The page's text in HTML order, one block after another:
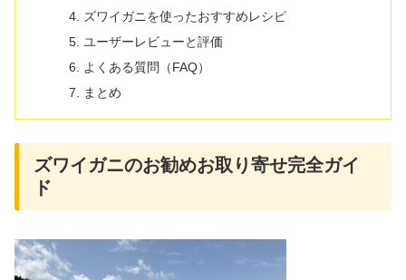
ズワイガニを使ったおすすめレシピ
ユーザーレビューと評価
よくある質問（FAQ）
まとめ
ズワイガニのお勧めお取り寄せ完全ガイ
ド